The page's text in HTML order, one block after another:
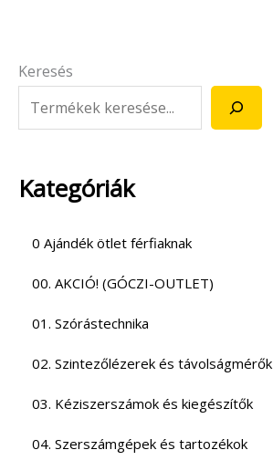
Keresés
Kategóriák
0 Ajándék ötlet férfiaknak
00. AKCIÓ! (GÓCZI-OUTLET)
01. Szórástechnika
02. Szintezőlézerek és távolságmérők
03. Kéziszerszámok és kiegészítők
04. Szerszámgépek és tartozékok